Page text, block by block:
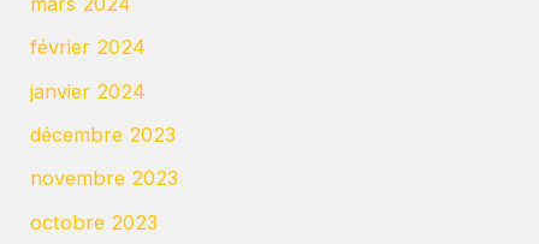
février 2024
janvier 2024
décembre 2023
novembre 2023
octobre 2023